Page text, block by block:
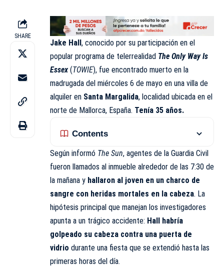
SHARE
Jake Hall, conocido por su participación en el
popular programa de telerrealidad The Only Way Is
Essex(TOWIE), fue encontrado muerto en la
madrugada del miércoles 6 de mayo en una villa de
alquiler en Santa Margalida, localidad ubicada en el
norte de Mallorca, España. Tenía 35 años.
Contents
Según informó The Sun, agentes de la Guardia Civil
fueron llamados al inmueble alrededor de las 7:30 de
la mañana y hallaron al joven en un charco de
sangre con heridas mortales en la cabeza. La
hipótesis principal que manejan los investigadores
apunta a un trágico accidente: Hall habría
golpeado su cabeza contra una puerta de
vidrio durante una fiesta que se extendió hasta las
primeras horas del día.